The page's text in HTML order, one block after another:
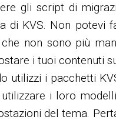
gli script di
KVS. Non
non sono più
i tuoi contenuti
utilizzi i pacchetti
i loro
del tema.